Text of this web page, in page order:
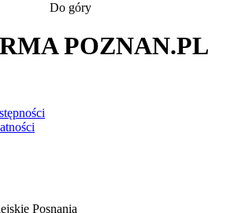
Do góry
POZNAN.PL
Posnania